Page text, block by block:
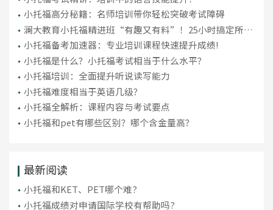
小托福高分秘籍：名师培训带你轻松突破考试障碍
澜大教育小托福精进班“有趣又有料”！25小时搞定所有
小初高英语语法
小托福备考加速器：专业培训课程快速提升成绩!
小托福是什么？小托福考试相当于什么水平？
小托福培训：全面提升听说读写能力
小托福难度相当于英语几级？
小托福全解析：课程内容与考试要点
小托福和pet有哪些区别？哪个含金量高？
最新阅读
小托福和KET、PET哪个难?
小托福成绩对申请国际学校有帮助吗?